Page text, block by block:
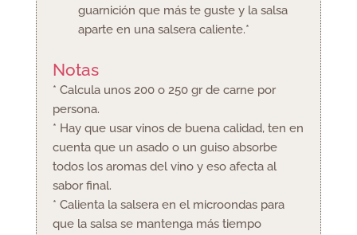
guarnición que más te guste y la salsa
aparte en una salsera caliente.*
Notas
* Calcula unos 200 o 250 gr de carne por
persona.
* Hay que usar vinos de buena calidad, ten en
cuenta que un asado o un guiso absorbe
todos los aromas del vino y eso afecta al
sabor final.
* Calienta la salsera en el microondas para
que la salsa se mantenga más tiempo